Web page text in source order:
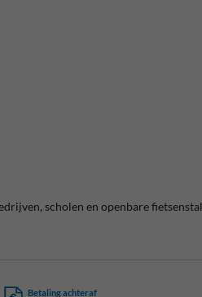
scholen en openbare
Betaling achteraf